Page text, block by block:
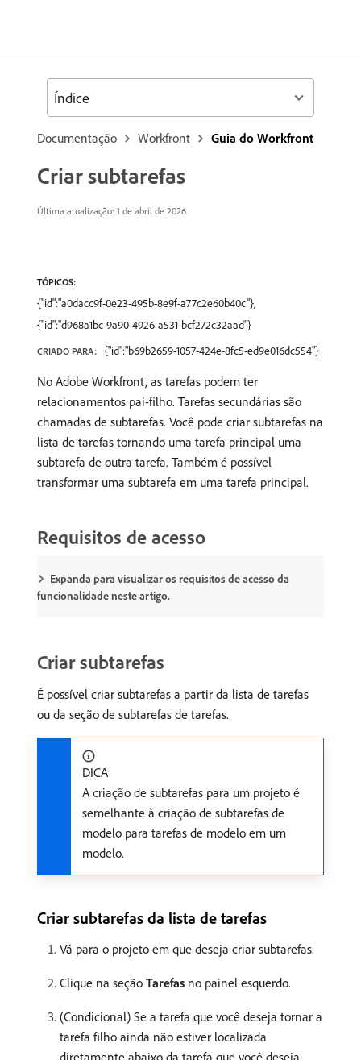
Documentação Workfront Guia do Workfront
Criar subtarefas
Última atualização: 1 de abril de 2026
TÓPICOS:
{"id":"a0dacc9f-0e23-495b-8e9f-a77c2e60b40c"},
{"id":"d968a1bc-9a90-4926-a531-bcf272c32aad"}
CRIADO PARA: {"id":"b69b2659-1057-424e-8fc5-ed9e016dc554"}
No Adobe Workfront, as tarefas podem ter
relacionamentos pai-filho. Tarefas secundárias são
chamadas de subtarefas. Você pode criar subtarefas na
lista de tarefas tornando uma tarefa principal uma
subtarefa de outra tarefa. Também é possível
transformar uma subtarefa em uma tarefa principal.
Requisitos de acesso
Expanda para visualizar os requisitos de acesso da
funcionalidade neste artigo.
Criar subtarefas
É possível criar subtarefas a partir da lista de tarefas
ou da seção de subtarefas de tarefas.
DICA
A criação de subtarefas para um projeto é
semelhante à criação de subtarefas de
modelo para tarefas de modelo em um
modelo.
Criar subtarefas da lista de tarefas
Vá para o projeto em que deseja criar subtarefas.
Clique na seção Tarefas no painel esquerdo.
(Condicional) Se a tarefa que você deseja tornar a
tarefa filho ainda não estiver localizada
diretamente abaixo da tarefa que você deseja
Índice